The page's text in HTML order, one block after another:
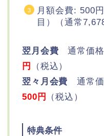
月額会費: 500
目）（通常
翌月会費 通常価
円
（税込）
翌々月会費 通常
500円
（税込）
特典条件